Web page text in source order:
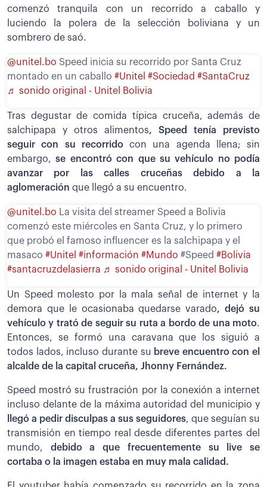
comenzó tranquila con un recorrido a caballo y
luciendo la polera de la selección boliviana y un
sombrero de saó.
@unitel.bo Speed inicia su recorrido por Santa Cruz
montado en un caballo #Unitel #Sociedad #SantaCruz
♬ sonido original - Unitel Bolivia
Tras degustar de comida típica cruceña, además de
salchipapa y otros alimentos, Speed tenía previsto
seguir con su recorridocon una agenda llena; sin
embargo,se encontró con que su vehículo no podía
avanzar por las calles cruceñas debido a la
aglomeración que llegó a su encuentro.
@unitel.bo La visita del streamer Speed a Bolivia
comenzó este miércoles en Santa Cruz, y lo primero
que probó el famoso influencer es la salchipapa y el
masaco #Unitel #información #Mundo #Speed #Bolivia
#santacruzdelasierra ♬ sonido original - Unitel Bolivia
Un Speed molesto por la mala señal de internet y la
demora que le ocasionaba quedarse varado, dejó su
vehículo y trató de seguir su ruta a bordo de una moto.
Entonces, se formó una caravana que los siguió a
todos lados, incluso durante su breve encuentro con el
alcalde de la capital cruceña, Jhonny Fernández.
Speed mostró su frustración por la conexión a internet
incluso delante de la máxima autoridad del municipio y
llegó a pedir disculpas a sus seguidores, que seguían su
transmisión en tiempo real desde diferentes partes del
mundo, debido a que frecuentemente su live se
cortaba o la imagen estaba en muy mala calidad.